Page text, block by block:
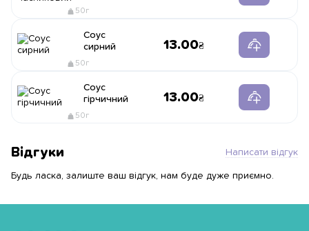
50г
Соус
сирний
50г
13.00
Соус
гірчичний
50г
13.00
Відгуки Написати відгук
Будь ласка, залиште ваш відгук, нам буде дуже приємно.